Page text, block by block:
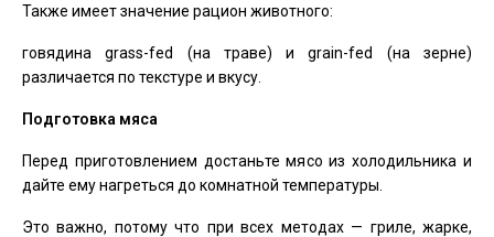
Также имеет значение рацион животного:
говядина grass-fed (на траве) и grain-fed (на зерне)
различается по текстуре и вкусу.
Подготовка мяса
Перед приготовлением достаньте мясо из холодильника и
дайте ему нагреться до комнатной температуры.
Это важно, потому что при всех методах — гриле, жарке,